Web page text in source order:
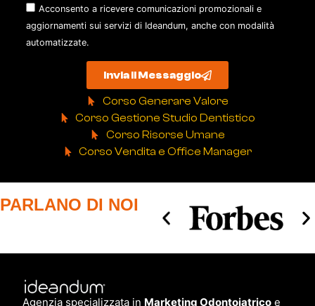
Acconsento a ricevere comunicazioni promozionali e
aggiornamenti sui servizi di Ideandum, anche con modalità
automatizzate.
Invia il Messaggio
Corso Generare Valore
Corso Gestione Studio Dentistico
Corso Risorse Umane
Corso Vendita e Office Manager
PARLANO DI NOI
Agenzia specializzata in Marketing Odontoiatrico e